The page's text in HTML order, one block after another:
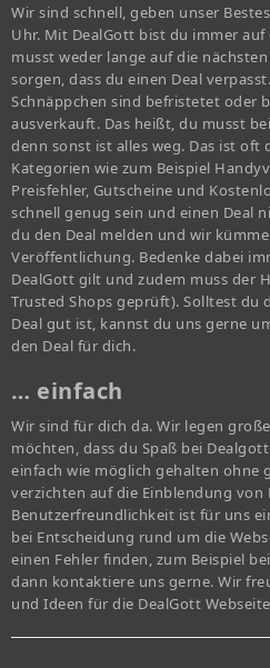
Wir sind schnell, geben unser
Uhr. Mit DealGott bist du immer
musst weder lange auf die
sorgen, dass du einen Deal
Schnäppchen sind befristetet oder
ausverkauft. Das heißt, du musst
denn sonst ist alles weg. Das ist oft
Kategorien wie zum Beispiel
Preisfehler, Gutscheine und
schnell genug sein und einen Deal
du den Deal melden und wir
Veröffentlichung. Bedenke dabei
DealGott gilt und zudem muss der
Trusted Shops geprüft). Solltest du
Deal gut ist, kannst du uns gerne
den Deal für dich.
… einfach
Wir sind für dich da. Wir legen
möchten, dass du Spaß bei
einfach wie möglich gehalten ohne
verzichten auf die Einblendung von
Benutzerfreundlichkeit ist für uns
bei Entscheidung rund um die
einen Fehler finden, zum Beispiel
dann kontaktiere uns gerne. Wir
und Ideen für die DealGott